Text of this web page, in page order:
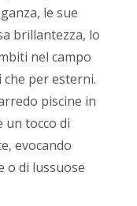
le sue
brillantezza, lo
nel campo
per esterni.
piscine in
un tocco di
evocando
o di lussuose